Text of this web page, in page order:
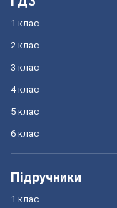
1 клас
2 клас
3 клас
4 клас
5 клас
6 клас
Підручники
1 клас